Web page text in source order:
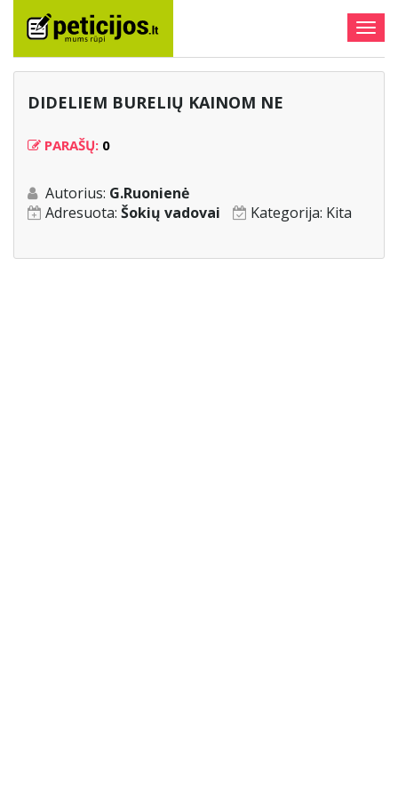
DIDELIEM BURELIŲ KAINOM NE
PARAŠŲ: 0
Autorius: G.Ruonienė
Adresuota: Šokių vadovai Kategorija: Kita